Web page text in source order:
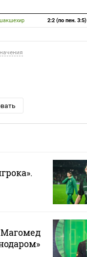
2:2 (по пен. 3:5)